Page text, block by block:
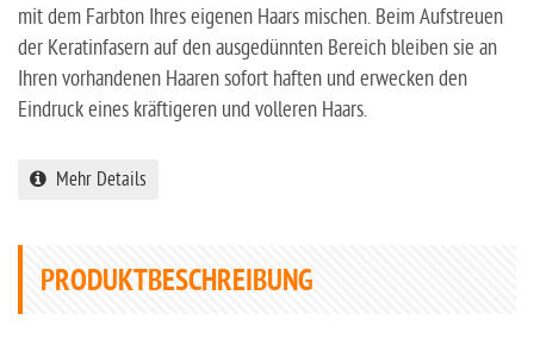
mit dem Farbton Ihres eigenen Haars mischen. Beim Aufstreuen
der Keratinfasern auf den ausgedünnten Bereich bleiben sie an
Ihren vorhandenen Haaren sofort haften und erwecken den
Eindruck eines kräftigeren und volleren Haars.
Mehr Details
PRODUKTBESCHREIBUNG